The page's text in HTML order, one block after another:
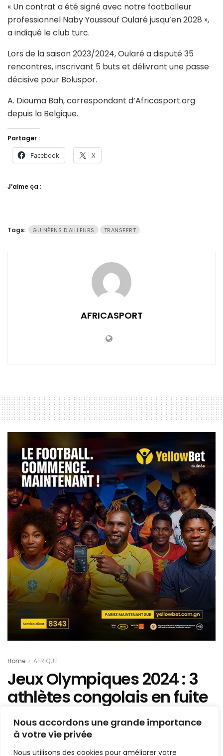
Nous accordons une grande importance
à votre vie privée
Nous utilisons des cookies pour améliorer votre
« Un contrat a été signé avec notre footballeur
professionnel Naby Youssouf Oularé jusqu’en 2028 »,
a indiqué le club turc.
Lors de la saison 2023/2024, Oularé a disputé 35
rencontres, inscrivant 5 buts et délivrant une passe
décisive pour Boluspor.
A. Diouma Bah, correspondant d’Africasport.org
depuis la Belgique.
Partager :
Facebook X
J’aime ça :
Tags: GUINÉENS D'AILLEURS TRANSFERT
AFRICASPORT
Home AFRIQUE
Jeux Olympiques 2024 : 3
athlètes congolais en fuite
à Paris
Mis en ligne parAFRICASPORT
12 août 2024 Temps de lecture:2 minutes